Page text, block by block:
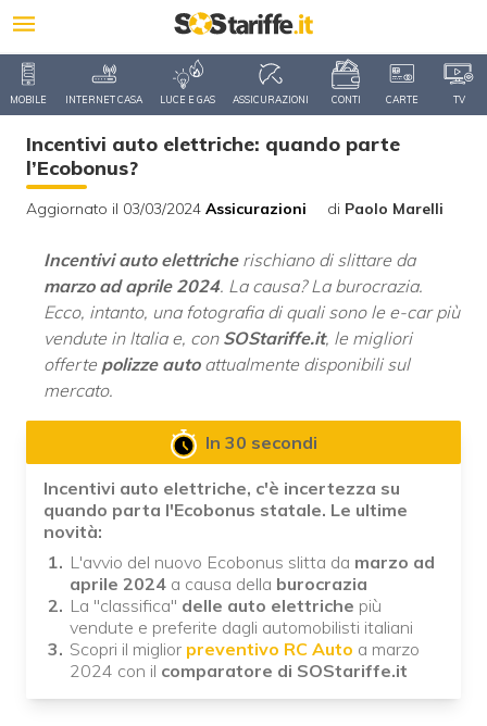
MOBILE INTERNET CASA LUCE E GAS ASSICURAZIONI CONTI CARTE TV
Incentivi auto elettriche: quando parte
l’Ecobonus?
Aggiornato il 03/03/2024 Assicurazioni di Paolo Marelli
Incentivi auto elettricherischiano di slittare da
marzo ad aprile 2024. La causa? La burocrazia.
Ecco, intanto, una fotografia di quali sono le e-car più
vendute in Italia e, con SOStariffe.it, le migliori
offerte polizze autoattualmente disponibili sul
mercato.
In 30 secondi
Incentivi auto elettriche, c'è incertezza su
quando parta l'Ecobonus statale. Le ultime
novità:
L'avvio del nuovo Ecobonus slitta da marzo ad
aprile 2024 a causa della burocrazia
La "classifica" delle auto elettriche più
vendute e preferite dagli automobilisti italiani
Scopri il miglior preventivo RC Auto a marzo
2024 con il comparatore di SOStariffe.it